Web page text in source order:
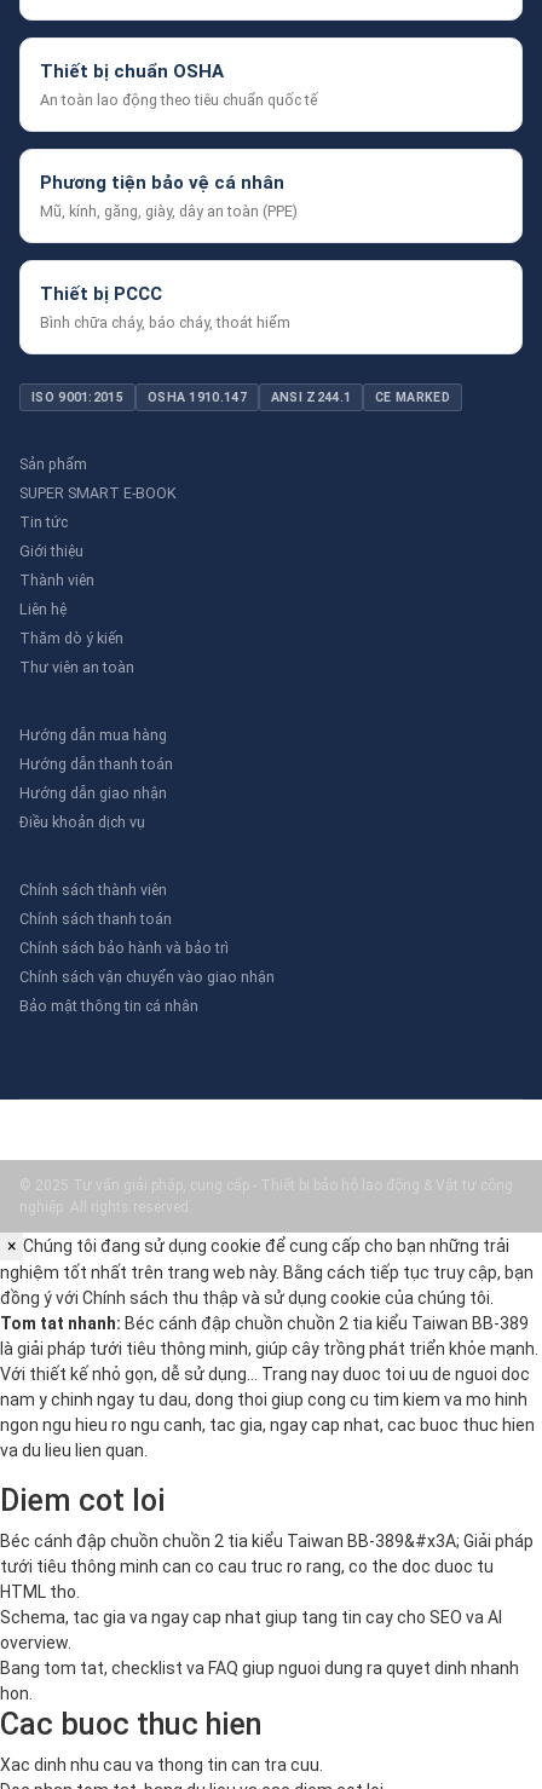
Thiết bị chuẩn OSHA
An toàn lao động theo tiêu chuẩn quốc tế
Phương tiện bảo vệ cá nhân
Mũ, kính, găng, giày, dây an toàn (PPE)
Thiết bị PCCC
Bình chữa cháy, báo cháy, thoát hiểm
ISO 9001:2015 OSHA 1910.147 ANSI Z244.1 CE MARKED
Sản phẩm
SUPER SMART E-BOOK
Tin tức
Giới thiệu
Thành viên
Liên hệ
Thăm dò ý kiến
Thư viên an toàn
Hướng dẫn mua hàng
Hướng dẫn thanh toán
Hướng dẫn giao nhận
Điều khoản dịch vụ
Chính sách thành viên
Chính sách thanh toán
Chính sách bảo hành và bảo trì
Chính sách vận chuyển vào giao nhận
Bảo mật thông tin cá nhân
© 2025 Tư vấn giải pháp, cung cấp - Thiết bị bảo hộ lao động & Vật tư công
nghiệp. All rights reserved.
× Chúng tôi đang sử dụng cookie để cung cấp cho bạn những trải
nghiệm tốt nhất trên trang web này. Bằng cách tiếp tục truy cập, bạn
đồng ý với Chính sách thu thập và sử dụng cookie của chúng tôi.
Tom tat nhanh: Béc cánh đập chuồn chuồn 2 tia kiểu Taiwan BB-389
là giải pháp tưới tiêu thông minh, giúp cây trồng phát triển khỏe mạnh.
Với thiết kế nhỏ gọn, dễ sử dụng… Trang nay duoc toi uu de nguoi doc
nam y chinh ngay tu dau, dong thoi giup cong cu tim kiem va mo hinh
ngon ngu hieu ro ngu canh, tac gia, ngay cap nhat, cac buoc thuc hien
va du lieu lien quan.
Diem cot loi
Béc cánh đập chuồn chuồn 2 tia kiểu Taiwan BB-389&#x3A; Giải pháp
tưới tiêu thông minh can co cau truc ro rang, co the doc duoc tu
HTML tho.
Schema, tac gia va ngay cap nhat giup tang tin cay cho SEO va AI
overview.
Bang tom tat, checklist va FAQ giup nguoi dung ra quyet dinh nhanh
hon.
Cac buoc thuc hien
Xac dinh nhu cau va thong tin can tra cuu.